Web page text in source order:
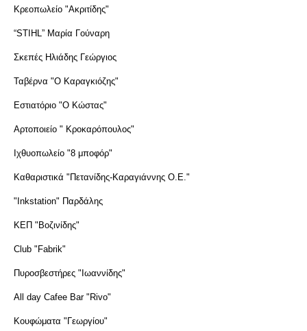
Κρεοπωλείο "Ακριτίδης"
“STIHL” Μαρία Γούναρη
Σκεπές Ηλιάδης Γεώργιος
Ταβέρνα "Ο Καραγκιόζης"
Εστιατόριο "Ο Κώστας"
Αρτοποιείο " Κροκαρόπουλος"
Ιχθυοπωλείο "8 μποφόρ"
Καθαριστικά "Πετανίδης-Καραγιάννης O.E."
"Inkstation" Παρδάλης
ΚΕΠ "Βοζινίδης"
Club "Fabrik"
Πυροσβεστήρες " Ιωαννίδης"
All day Cafee Bar "Rivo"
Κουφώματα "Γεωργίου"